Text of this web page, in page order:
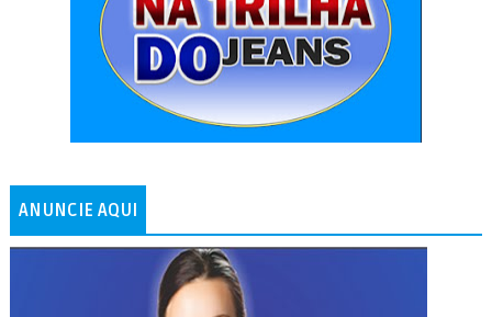
ANUNCIE AQUI